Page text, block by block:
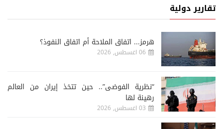
تقارير دولية
هرمز... اتفاق الملاحة أم اتفاق النفوذ؟
06 اغسطس, 2026
“نظرية الفوضى”.. حين تتخذ إيران من العالم
رهينة لها
03 اغسطس, 2026